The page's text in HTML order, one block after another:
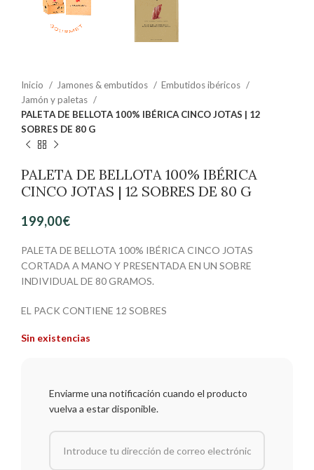
Inicio Jamones & embutidos
Embutidos ibéricos
Jamón y paletas
PALETA DE BELLOTA 100% IBÉRICA CINCO JOTAS | 12
SOBRES DE 80 G
PALETA DE BELLOTA 100% IBÉRICA
CINCO JOTAS | 12 SOBRES DE 80 G
199,00€
PALETA DE BELLOTA 100% IBÉRICA CINCO JOTAS
CORTADA A MANO Y PRESENTADA EN UN SOBRE
INDIVIDUAL DE 80 GRAMOS.
EL PACK CONTIENE 12 SOBRES
Sin existencias
Enviarme una notificación cuando el producto
vuelva a estar disponible.